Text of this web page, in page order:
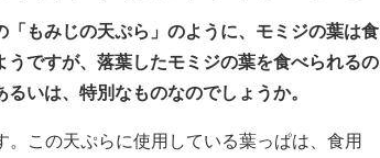
「もみじの天ぷら」のように、モミジの葉は食
うですが、落葉したモミジの葉を食べられるの
るいは、特別なものなのでしょうか。
この天ぷらに使用している葉っぱは、食用